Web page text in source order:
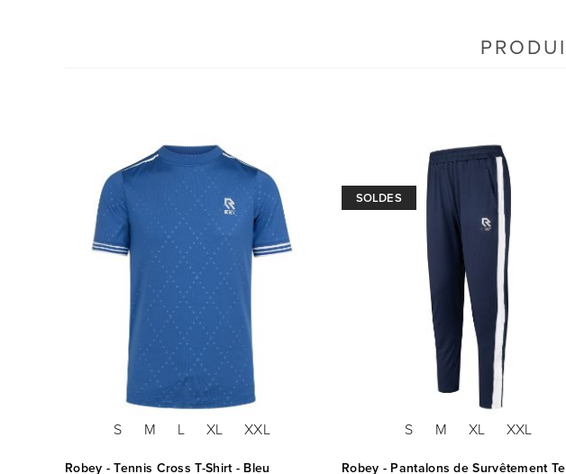
S M L XL XXL
Robey - Tennis Cross T-Shirt - Bleu
SOLDES
S M XL XXL
Robey - Pantalons de Survêtement